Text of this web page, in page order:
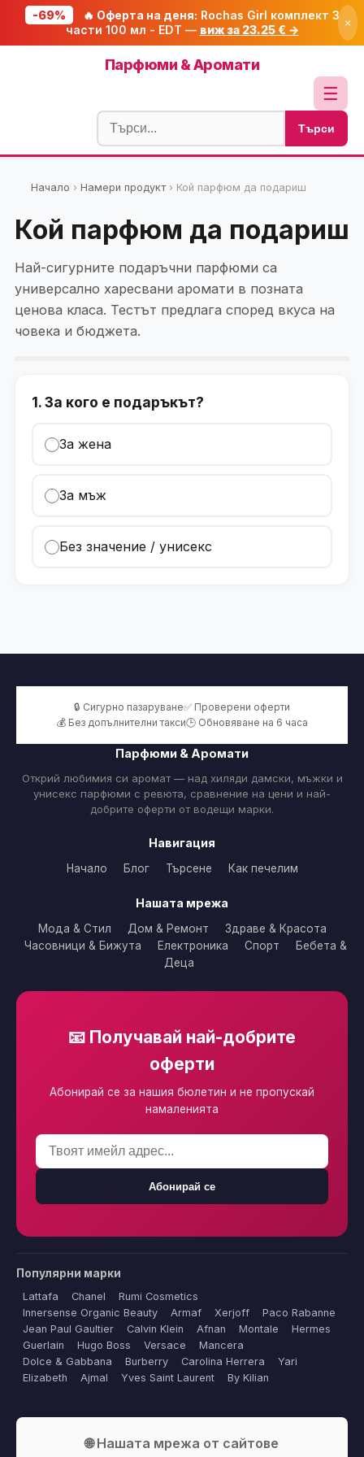
-69% 🔥 Оферта на деня: Rochas Girl комплект 3
части 100 мл - EDT — виж за 23.25 € → ×
Парфюми & Аромати
☰
Блог
🧮 Калкулатори
🔍 Намери продукт
🎟️ Купони
Търси
Начало › Намери продукт› Кой парфюм да подариш
Кой парфюм да подариш
Най-сигурните подаръчни парфюми са
универсално харесвани аромати в позната
ценова класа. Тестът предлага според вкуса на
човека и бюджета.
1. За кого е подаръкът?
За жена
За мъж
Без значение / унисекс
🔒 Сигурно пазаруване✅ Проверени оферти
💰 Без допълнителни такси🕒 Обновяване на 6 часа
Парфюми & Аромати
Открий любимия си аромат — над хиляди дамски, мъжки и
унисекс парфюми с ревюта, сравнение на цени и най-
добрите оферти от водещи марки.
Навигация
Начало Блог Търсене Как печелим
Нашата мрежа
Мода & Стил Дом & Ремонт
Здраве & Красота
Часовници & Бижута
Електроника Спорт
Бебета &
Деца
📧 Получавай най-добрите
оферти
Абонирай се за нашия бюлетин и не пропускай
намаленията
Абонирай се
Популярни марки
Lattafa Chanel
Rumi Cosmetics
Innersense Organic Beauty
Armaf Xerjoff
Paco Rabanne
Jean Paul Gaultier
Calvin Klein Afnan Montale
Hermes
Guerlain
Hugo Boss Versace
Mancera
Dolce & Gabbana
Burberry Carolina Herrera
Yari
Elizabeth
Ajmal Yves Saint Laurent By Kilian
🌐 Нашата мрежа от сайтове